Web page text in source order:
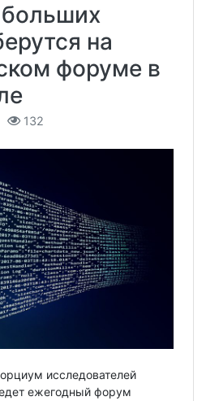
на
форуме в
132
исследователей
ежегодный форум